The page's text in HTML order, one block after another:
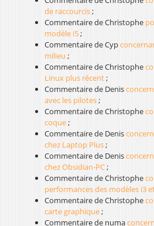
de raccourcis;
Commentaire de Christophe
modèle i5;
Commentaire de Cyp
milieu ;
Commentaire de Christophe
Linux plus récent;
Commentaire de Denis
avec les pilotes;
Commentaire de Christophe
coque;
Commentaire de Denis
chez Laptop Plus;
Commentaire de Denis
chez Obsidian-PC;
Commentaire de Christophe
performances des modèles i3
Commentaire de Christophe
carte graphique;
Commentaire de numa